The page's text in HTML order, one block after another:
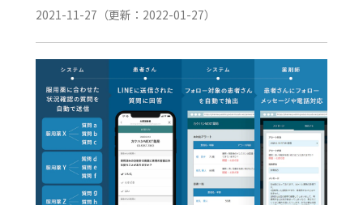
2021-11-27 （更新： 2022-01-27）